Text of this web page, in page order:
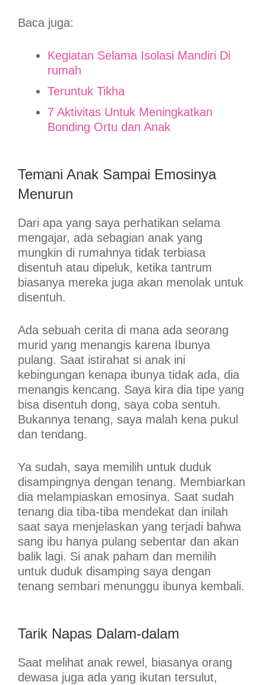
Baca juga:
Kegiatan Selama Isolasi Mandiri Di
rumah
Teruntuk Tikha
7 Aktivitas Untuk Meningkatkan
Bonding Ortu dan Anak
Temani Anak Sampai Emosinya
Menurun
Dari apa yang saya perhatikan selama
mengajar, ada sebagian anak yang
mungkin di rumahnya tidak terbiasa
disentuh atau dipeluk, ketika tantrum
biasanya mereka juga akan menolak untuk
disentuh.
Ada sebuah cerita di mana ada seorang
murid yang menangis karena Ibunya
pulang. Saat istirahat si anak ini
kebingungan kenapa ibunya tidak ada, dia
menangis kencang. Saya kira dia tipe yang
bisa disentuh dong, saya coba sentuh.
Bukannya tenang, saya malah kena pukul
dan tendang.
Ya sudah, saya memilih untuk duduk
disampingnya dengan tenang. Membiarkan
dia melampiaskan emosinya. Saat sudah
tenang dia tiba-tiba mendekat dan inilah
saat saya menjelaskan yang terjadi bahwa
sang ibu hanya pulang sebentar dan akan
balik lagi. Si anak paham dan memilih
untuk duduk disamping saya dengan
tenang sembari menunggu ibunya kembali.
Tarik Napas Dalam-dalam
Saat melihat anak rewel, biasanya orang
dewasa juga ada yang ikutan tersulut,